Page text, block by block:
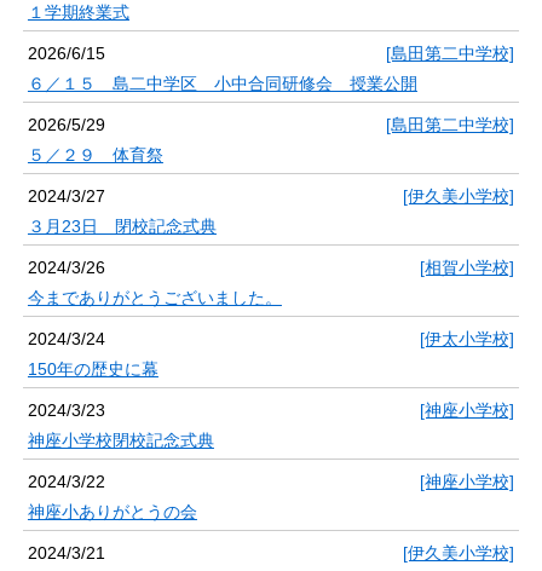
１学期終業式
2026/6/15
[島田第二中学校]
６／１５ 島二中学区 小中合同研修会 授業公開
2026/5/29
[島田第二中学校]
５／２９ 体育祭
2024/3/27
[伊久美小学校]
３月23日 閉校記念式典
2024/3/26
[相賀小学校]
今までありがとうございました。
2024/3/24
[伊太小学校]
150年の歴史に幕
2024/3/23
[神座小学校]
神座小学校閉校記念式典
2024/3/22
[神座小学校]
神座小ありがとうの会
2024/3/21
[伊久美小学校]